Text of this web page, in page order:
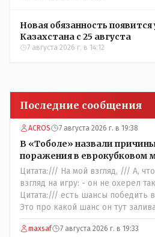
Новая обязанность
Казахстана с 25 августа
7 августа 2026 г. в 14:12
Последние сообщения
ACROS 7 августа 2026 г. в 19:38
В «Тоболе» назвали
поражения в еврокубковом
Цитата:/// На мой взгляд, /// А,
взгляд на игру: - он не охерел
Цитата:/// есть шансы победить
Это про какой шанс он тут
забить на своём поле ЧЕТЫРЕ
пропустить ни ОДНОГО,,,,"- сказки
maxsaf 7 августа 2026 г. в 19:33